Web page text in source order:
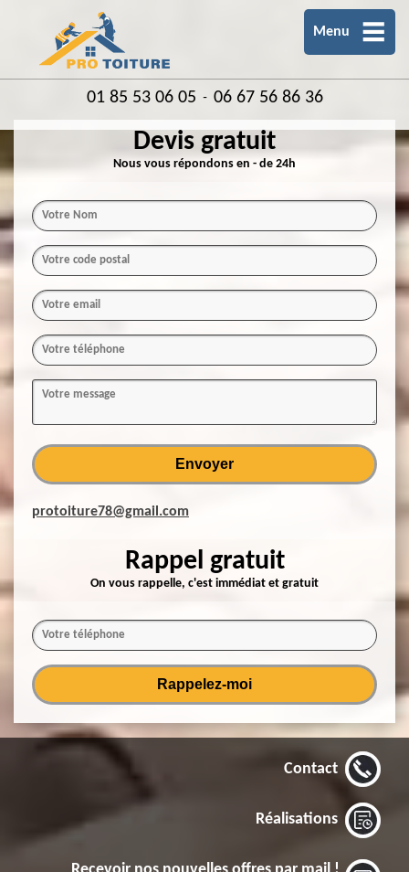
Menu
01 85 53 06 05 - 06 67 56 86 36
Devis gratuit
Nous vous répondons en - de 24h
protoiture78@gmail.com
Rappel gratuit
On vous rappelle, c'est immédiat et gratuit
Contact
Réalisations